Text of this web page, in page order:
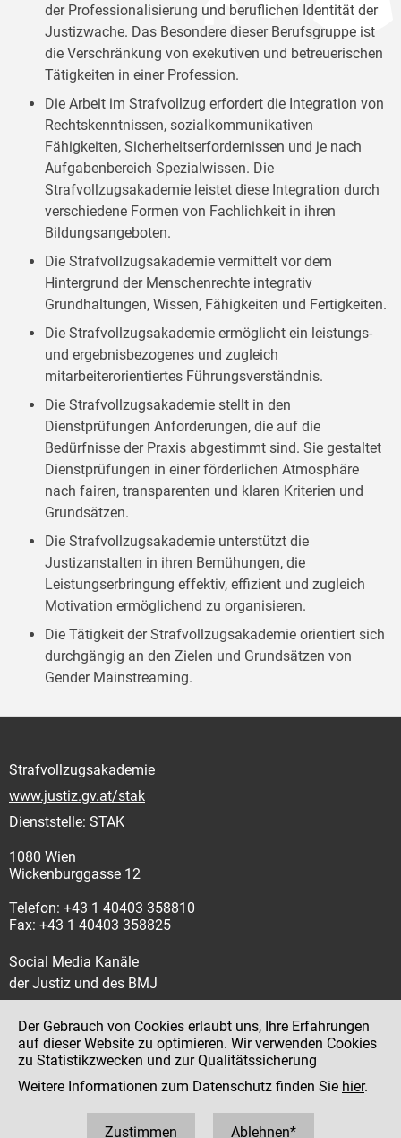
der Professionalisierung und beruflichen Identität der
Justizwache. Das Besondere dieser Berufsgruppe ist
die Verschränkung von exekutiven und betreuerischen
Tätigkeiten in einer Profession.
Die Arbeit im Strafvollzug erfordert die Integration von
Rechtskenntnissen, sozialkommunikativen
Fähigkeiten, Sicherheitserfordernissen und je nach
Aufgabenbereich Spezialwissen. Die
Strafvollzugsakademie leistet diese Integration durch
verschiedene Formen von Fachlichkeit in ihren
Bildungsangeboten.
Die Strafvollzugsakademie vermittelt vor dem
Hintergrund der Menschenrechte integrativ
Grundhaltungen, Wissen, Fähigkeiten und Fertigkeiten.
Die Strafvollzugsakademie ermöglicht ein leistungs-
und ergebnisbezogenes und zugleich
mitarbeiterorientiertes Führungsverständnis.
Die Strafvollzugsakademie stellt in den
Dienstprüfungen Anforderungen, die auf die
Bedürfnisse der Praxis abgestimmt sind. Sie gestaltet
Dienstprüfungen in einer förderlichen Atmosphäre
nach fairen, transparenten und klaren Kriterien und
Grundsätzen.
Die Strafvollzugsakademie unterstützt die
Justizanstalten in ihren Bemühungen, die
Leistungserbringung effektiv, effizient und zugleich
Motivation ermöglichend zu organisieren.
Die Tätigkeit der Strafvollzugsakademie orientiert sich
durchgängig an den Zielen und Grundsätzen von
Gender Mainstreaming.
Strafvollzugsakademie
www.justiz.gv.at/stak
Dienststelle: STAK
1080 Wien
Wickenburggasse 12
Telefon: +43 1 40403 358810
Fax: +43 1 40403 358825
Social Media Kanäle
der Justiz und des BMJ
Impressum
Datenschutz
Der Gebrauch von Cookies erlaubt uns, Ihre Erfahrungen
auf dieser Website zu optimieren. Wir verwenden Cookies
zu Statistikzwecken und zur Qualitätssicherung
Weitere Informationen zum Datenschutz finden Sie hier.
Zustimmen Ablehnen*